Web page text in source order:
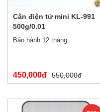
Cân điện tử mini KL-991
500g/0.01
Bảo hành 12 tháng
450,000đ 550,000đ